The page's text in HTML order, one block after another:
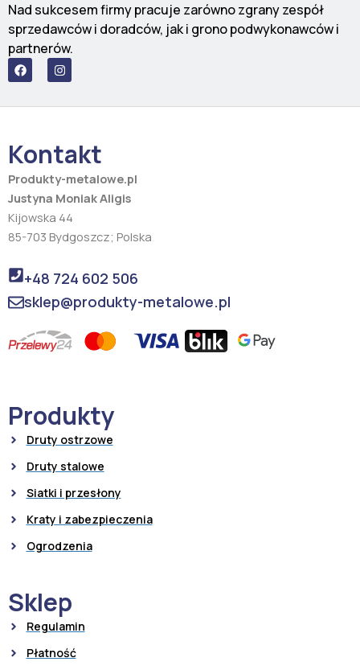
Nad sukcesem firmy pracuje zarówno zgrany zespół
sprzedawców i doradców, jak i grono podwykonawców i
partnerów.
F
a
c
b
k
I
n
s
a
a
m
Kontakt
Produkty-metalowe.pl
Justyna Moniak Aligis
Kijowska 44
85-703 Bydgoszcz; Polska
+48 724 602 506
sklep@produkty-metalowe.pl
Produkty
Druty ostrzowe
Druty stalowe
Siatki i przesłony
Kraty i zabezpieczenia
Ogrodzenia
Sklep
Regulamin
Płatność